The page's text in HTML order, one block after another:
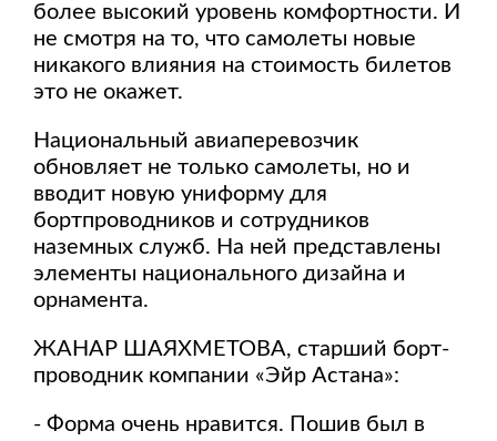
более высокий уровень комфортности. И
не смотря на то, что самолеты новые
никакого влияния на стоимость билетов
это не окажет.
Национальный авиаперевозчик
обновляет не только самолеты, но и
вводит новую униформу для
бортпроводников и сотрудников
наземных служб. На ней представлены
элементы национального дизайна и
орнамента.
ЖАНАР ШАЯХМЕТОВА, старший борт-
проводник компании «Эйр Астана»:
- Форма очень нравится. Пошив был в